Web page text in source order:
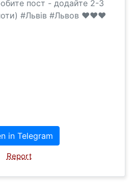
пост - додайте 2-3
#Львів #Львов ❤️❤️❤️
in Telegram
Report